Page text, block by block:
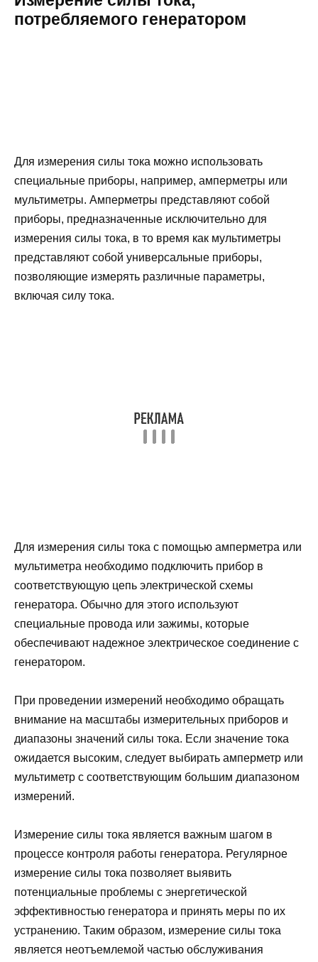
потребляемого генератором
Для измерения силы тока можно использовать
специальные приборы, например, амперметры или
мультиметры. Амперметры представляют собой
приборы, предназначенные исключительно для
измерения силы тока, в то время как мультиметры
представляют собой универсальные приборы,
позволяющие измерять различные параметры,
включая силу тока.
Для измерения силы тока с помощью амперметра или
мультиметра необходимо подключить прибор в
соответствующую цепь электрической схемы
генератора. Обычно для этого используют
специальные провода или зажимы, которые
обеспечивают надежное электрическое соединение с
генератором.
При проведении измерений необходимо обращать
внимание на масштабы измерительных приборов и
диапазоны значений силы тока. Если значение тока
ожидается высоким, следует выбирать амперметр или
мультиметр с соответствующим большим диапазоном
измерений.
Измерение силы тока является важным шагом в
процессе контроля работы генератора. Регулярное
измерение силы тока позволяет выявить
потенциальные проблемы с энергетической
эффективностью генератора и принять меры по их
устранению. Таким образом, измерение силы тока
является неотъемлемой частью обслуживания